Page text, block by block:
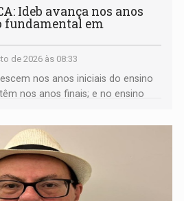
Ideb avança nos anos
fundamental em
de 2026 às 08:33
nos anos iniciais do ensino
nos anos finais; e no ensino